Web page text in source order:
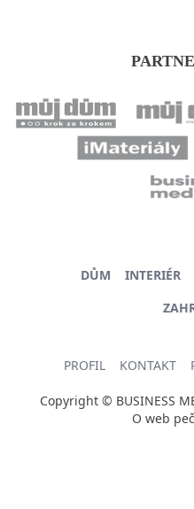
DŮM INTERIÉR
PROFIL KONTAKT
Copyright © BUSINESS